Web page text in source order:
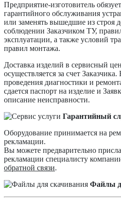
Предприятие-изготовитель
гарантийного обслуживания
или заменять вышедшие из строя
соблюдении Заказчиком ТУ,
эксплуатации, а также условий
правил монтажа.
Доставка изделий в сервисный
осуществляется за счет
проведения диагностики и
сдается паспорт на изделие и
описание неисправности.
Гарантийный
Оборудование принимается на
рекламации.
Вы можете предварительно
рекламации специалисту
обратной связи.
Файлы